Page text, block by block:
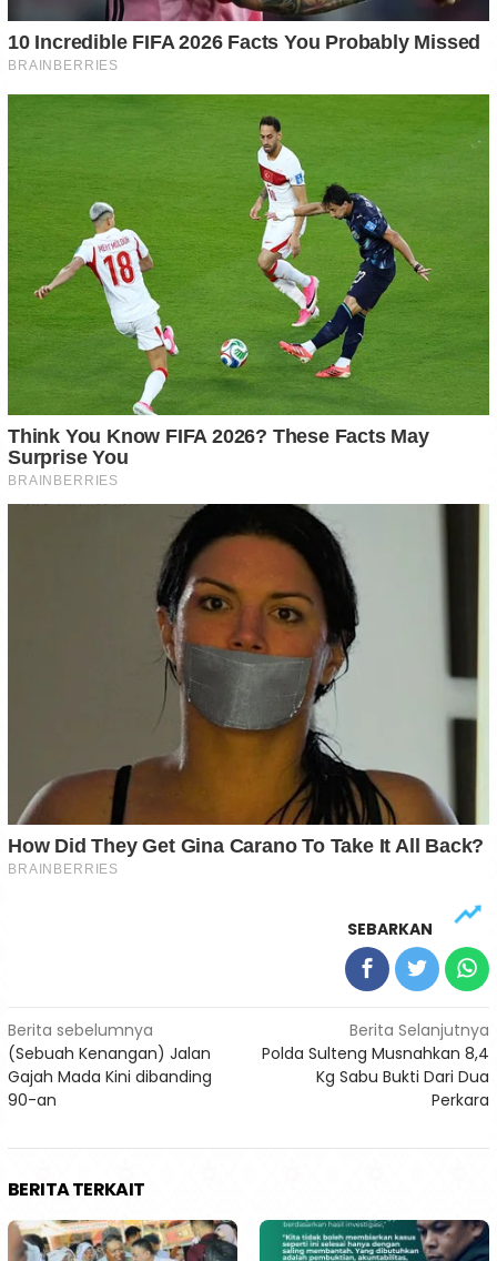
SEBARKAN
Navigasi
pos
Berita sebelumnya
(Sebuah Kenangan) Jalan
Gajah Mada Kini dibanding
90-an
Berita Selanjutnya
Polda Sulteng Musnahkan 8,4
Kg Sabu Bukti Dari Dua
Perkara
BERITA TERKAIT